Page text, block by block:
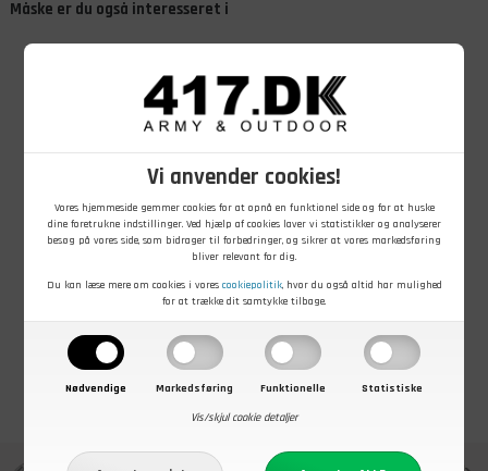
Vi anvender cookies!
Vores hjemmeside gemmer cookies for at opnå en funktionel side og for at huske
dine foretrukne indstillinger. Ved hjælp af cookies laver vi statistikker og analyserer
besøg på vores side, som bidrager til forbedringer, og sikrer at vores markedsføring
bliver relevant for dig.
Du kan læse mere om cookies i vores cookiepolitik, hvor du også altid har mulighed
for at trække dit samtykke tilbage.
Nødvendige Markedsføring Funktionelle
Statistiske
Vis/skjul cookie detaljer
Måske er du også interesseret i
+
999,00 DKK
101 INC Tactical
Predator Vest,
999,00 DKK
101 INC Tactical
Predator Vest,
Ensfarvet
1.999,00 DKK
101 INC Tactical
Raptor Vest,